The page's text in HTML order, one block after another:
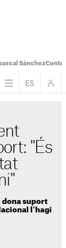
Sánchez
"És
dona suport
l'hagi